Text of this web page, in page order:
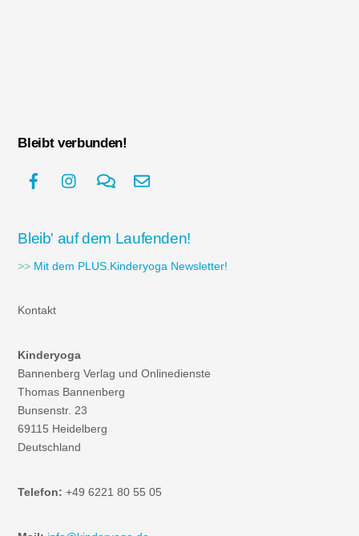
Bleibt verbunden!
Bleib' auf dem Laufenden!
>> Mit dem PLUS.Kinderyoga Newsletter!
Kontakt
Kinderyoga
Bannenberg Verlag und Onlinedienste
Thomas Bannenberg
Bunsenstr. 23
69115 Heidelberg
Deutschland
Telefon: +49 6221 80 55 05